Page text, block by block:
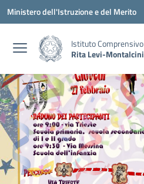
Vai ai contenuti
Vai al menu di navigazione
Vai al footer
Ministero dell'Istruzione e del Merito
Istituto Comprensivo
Rita Levi-Montalcini